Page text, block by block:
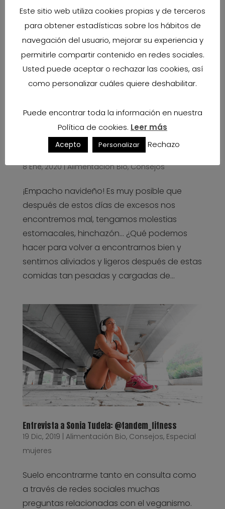
Cómo mejorar la inflamación abdominal después
de los excesos
8 Ene, 2020|Alimentación Bio,Consejos
¡Empacho navideño! Es muy posible que
después de estos días de excesos nos
encontremos mal, tengamos molestias
estomacales, hinchazón… ¿Qué podemos
hacer para volver a encontrarnos bien y
sentirnos aliviados y ligeros después de estas
comidas tan pesadas y cargadas de...
Entrevista a Sonia Tudela: @tandem_fitness
19 Dic, 2019 | Alimentación Bio, Consejos, Especial
mujeres
Suelo encontrarme tanto en consulta como
a través de redes sociales muchas
preguntas relacionadas con el veganismo.
Este sitio web utiliza cookies propias y de terceros
para obtener estadísticas sobre los hábitos de
navegación del usuario, mejorar su experiencia y
permitirle compartir contenido en redes sociales.
Usted puede aceptar o rechazar las cookies, así
como personalizar cuáles quiere deshabilitar.
Puede encontrar toda la información en nuestra
Política de cookies. Leer más
Acepto Personalizar Rechazo